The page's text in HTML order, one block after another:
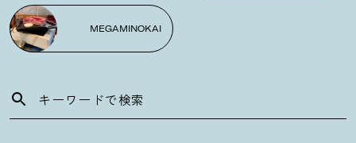
MEGAMINOKAI